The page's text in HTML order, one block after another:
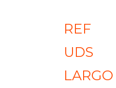
REF
UDS
LARGO